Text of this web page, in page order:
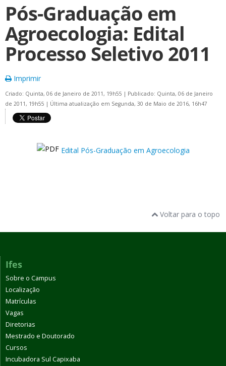
Pós-Graduação em
Agroecologia: Edital
Processo Seletivo 2011
Imprimir
Criado: Quinta, 06 de Janeiro de 2011, 19h55 | Publicado: Quinta, 06 de Janeiro
de 2011, 19h55 | Última atualização em Segunda, 30 de Maio de 2016, 16h47
Edital Pós-Graduação em Agroecologia
Voltar para o topo
Ifes
Sobre o Campus
Localização
Matrículas
Vagas
Diretorias
Mestrado e Doutorado
Cursos
Incubadora Sul Capixaba